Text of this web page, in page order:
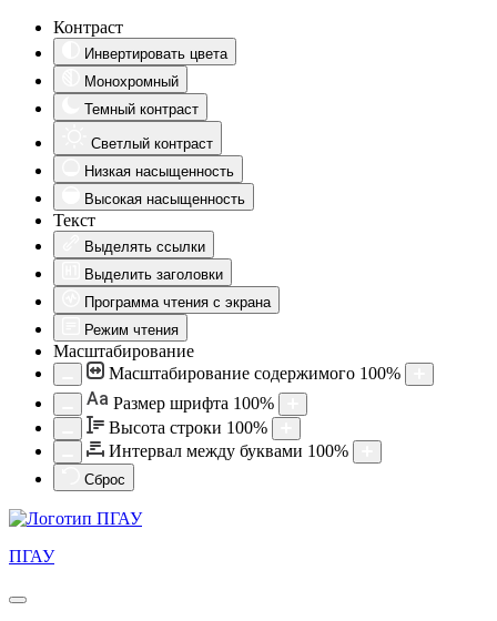
Контраст
Инвертировать цвета
Монохромный
Темный контраст
Светлый контраст
Низкая насыщенность
Высокая насыщенность
Текст
Выделять ссылки
Выделить заголовки
Программа чтения с экрана
Режим чтения
Масштабирование
Масштабирование содержимого 100%
Aa Размер шрифта 100%
Высота строки 100%
Интервал между буквами 100%
Сброс
ПГАУ